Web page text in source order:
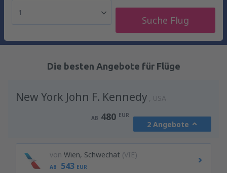
1
Suche Flug
Die besten Angebote für Flüge
New York John F. Kennedy USA
AB 480 EUR
2 Angebote
von Wien, Schwechat (VIE)
AB 543 EUR